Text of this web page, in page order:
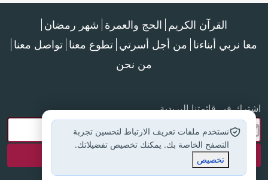
القرآن الكريم الحج والعمرة شهر رمضان
معا نربي أبناءنا من أجل أسرتي تطوع معنا تواصل معنا
من نحن
اشترك في قائمتنا البريدية
نستخدم ملفات تعريف الارتباط لتحسين تجربة
التصفح الخاصة بك. يمكنك تخصيص تفضيلاتك.
تخصيص